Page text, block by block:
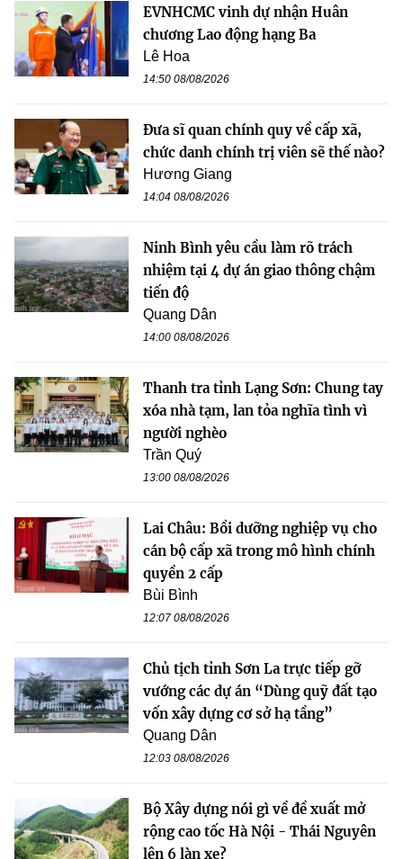
EVNHCMC vinh dự nhận Huân
chương Lao động hạng Ba
Lê Hoa
14:50 08/08/2026
Đưa sĩ quan chính quy về cấp xã,
chức danh chính trị viên sẽ thế nào?
Hương Giang
14:04 08/08/2026
Ninh Bình yêu cầu làm rõ trách
nhiệm tại 4 dự án giao thông chậm
tiến độ
Quang Dân
14:00 08/08/2026
Thanh tra tỉnh Lạng Sơn: Chung tay
xóa nhà tạm, lan tỏa nghĩa tình vì
người nghèo
Trần Quý
13:00 08/08/2026
Lai Châu: Bồi dưỡng nghiệp vụ cho
cán bộ cấp xã trong mô hình chính
quyền 2 cấp
Bùi Bình
12:07 08/08/2026
Chủ tịch tỉnh Sơn La trực tiếp gỡ
vướng các dự án “Dùng quỹ đất tạo
vốn xây dựng cơ sở hạ tầng”
Quang Dân
12:03 08/08/2026
Bộ Xây dựng nói gì về đề xuất mở
rộng cao tốc Hà Nội - Thái Nguyên
lên 6 làn xe?